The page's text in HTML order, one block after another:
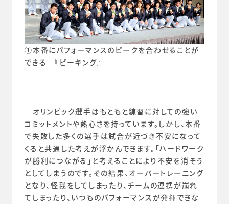
①本番にパフォーマンスのピークを合わせることが
できる　『ピーキング』
オリンピック選手はもともと練習に対しての強い
コミットメントや熱心さを持っています。しかし、本番
で失敗した多くの選手は試合が近づき不安になって
くると共通した考えが浮かんできます。「ハードワーク
が勝利につながる」と考えることにより不安を消そう
としてしまうのです。その結果、オーバートレーニング
となり、怪我をしてしまったり、チームの連携が崩れ
てしまったり、いつものパフォーマンスが発揮できな